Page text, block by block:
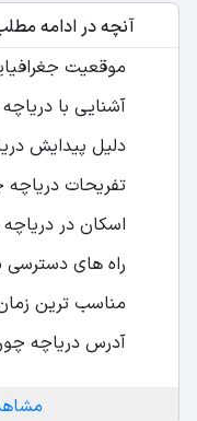
آنچه در ادامه
موقعیت
آشنایی با
دلیل پیدایش
تفریحات
اسکان در
راه های دسترسی
مناسب ترین
آدرس دریاچه